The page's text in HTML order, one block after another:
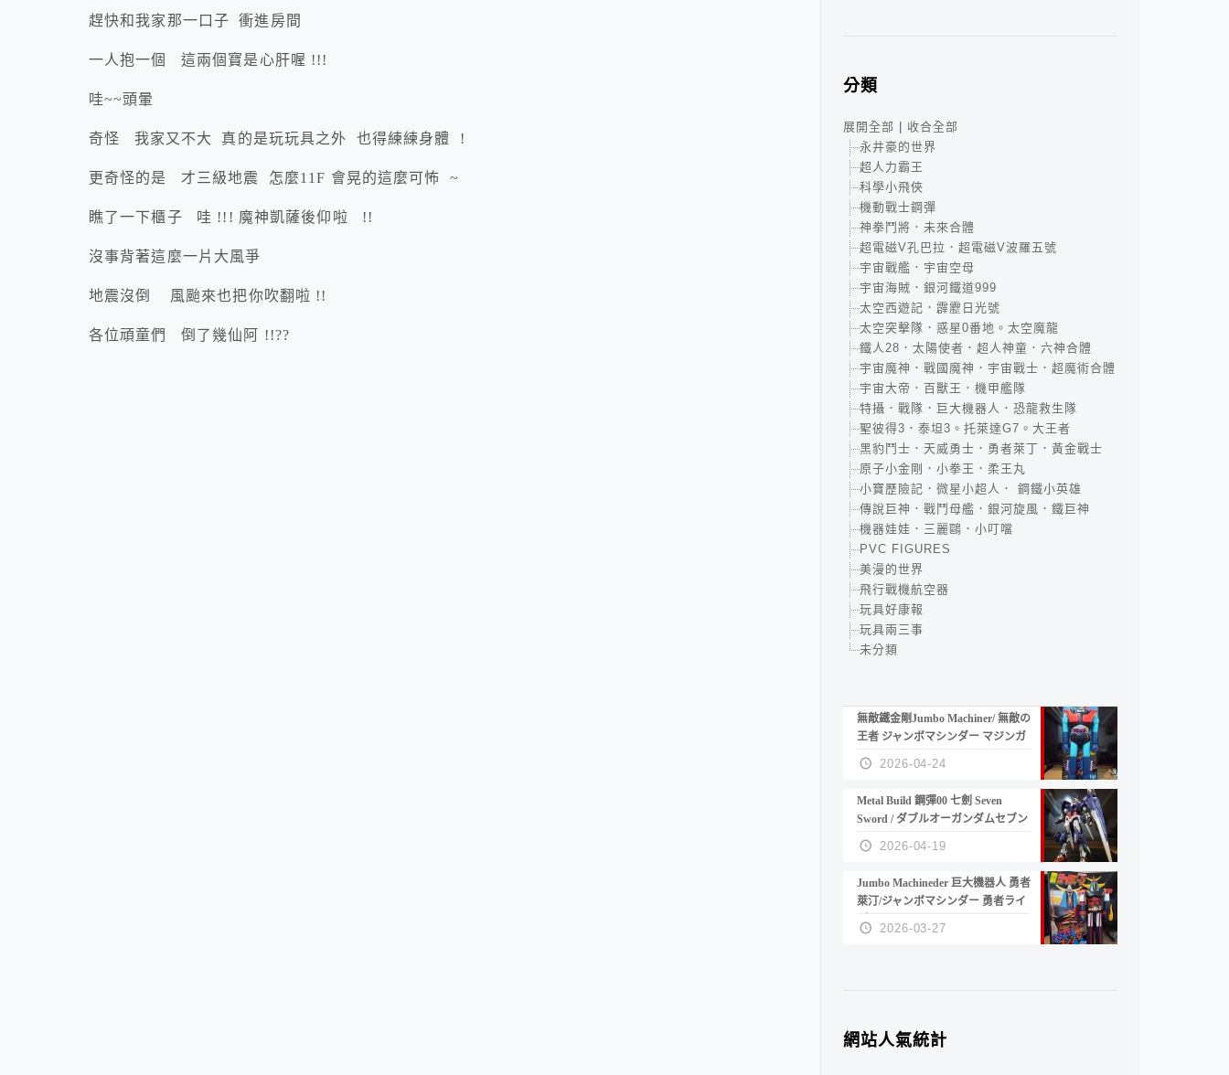
趕快和我家那一口子 衝進房間
一人抱一個 這兩個寶是心肝喔 !!!
哇~~頭暈
奇怪 我家又不大 真的是玩玩具之外 也得練練身體 !
更奇怪的是 才三級地震 怎麼11F 會晃的這麼可怖 ~
瞧了一下櫃子 哇 !!! 魔神凱薩後仰啦 !!
沒事背著這麼一片大風爭
地震沒倒 風颱來也把你吹翻啦 !!
各位頑童們 倒了幾仙阿 !!??
分類
展開全部
收合全部
永井豪的世界
超人力霸王
科學小飛俠
機動戰士鋼彈
神拳鬥將．未來合體
超電磁V孔巴拉．超電磁V波羅五號
宇宙戰艦．宇宙空母
宇宙海賊．銀河鐵道999
太空西遊記．霹靂日光號
太空突擊隊．惑星0番地。太空魔龍
鐵人28．太陽使者．超人神童．六神合體
宇宙魔神．戰國魔神．宇宙戰士．超魔術合體
宇宙大帝．百獸王．機甲艦隊
特攝．戰隊．巨大機器人．恐龍救生隊
聖彼得3．泰坦3。托萊達G7。大王者
黑豹鬥士．天威勇士．勇者萊丁．黃金戰士
原子小金剛．小拳王．柔王丸
小寶歷險記．微星小超人． 鋼鐵小英雄
傳說巨神．戰鬥母艦．銀河旋風．鐵巨神
機器娃娃．三麗鷗．小叮噹
PVC FIGURES
美漫的世界
飛行戰機航空器
玩具好康報
玩具兩三事
未分類
無敵鐵金剛Jumbo Machiner/ 無敵の
王者 ジャンボマシンダー マジンガ
ーZ
2026-04-24
Metal Build 鋼彈00 七劍 Seven
Sword / ダブルオーガンダムセブン
ソード/G
2026-04-19
Jumbo Machineder 巨大機器人 勇者
萊汀/ジャンボマシンダー 勇者ライ
ディーン
2026-03-27
網站人氣統計